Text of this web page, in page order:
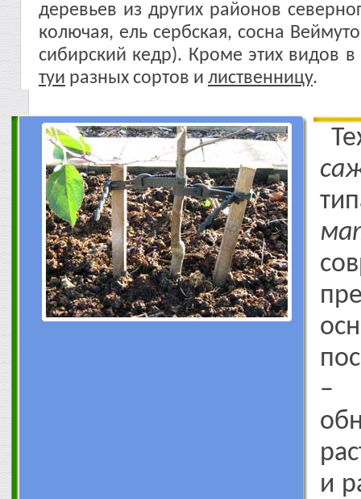
деревьев из других районов
колючая, ель сербская, сосна
сибирский кедр). Кроме этих видов
туи разных сортов и лиственницу.
–
и